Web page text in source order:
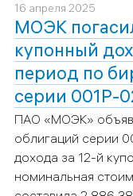
16 апреля 2025
МОЭК
купонный
период по
серии 001Р-
ПАО «МОЭК»
облигаций серии
дохода за 12-й
номинальная